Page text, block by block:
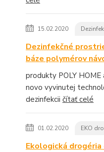
15.02.2020
Dezinfekčné
báze polymérov
produkty POLY HOME
novo vyvinutej
dezinfekcii čítať celé
01.02.2020 EKO
Ekologická